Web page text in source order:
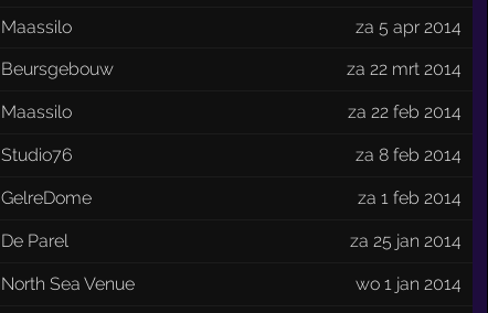
Maassilo
za 5 apr 2014
Beursgebouw
za 22 mrt 2014
Maassilo
za 22 feb 2014
Studio76
za 8 feb 2014
GelreDome
za 1 feb 2014
De Parel
za 25 jan 2014
North Sea Venue
wo 1 jan 2014